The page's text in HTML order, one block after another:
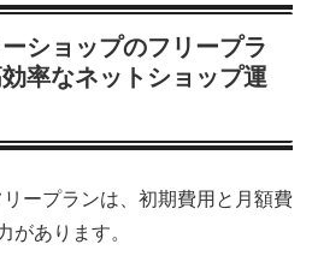
ショップのフリープラ
率なネットショップ運
ープランは、初期費用と月額費
があります。